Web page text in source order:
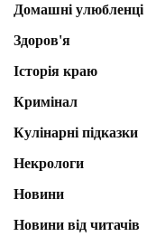
Домашні улюбленці
Здоров'я
Історія краю
Кримінал
Кулінарні підказки
Некрологи
Новини
Новини від читачів